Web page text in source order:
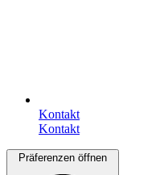
Kontakt
Präferenzen öffnen